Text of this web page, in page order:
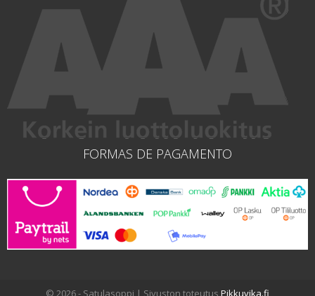
FORMAS DE PAGAMENTO
© 2026 - Satulasoppi | Sivuston toteutus Pikkuvika.fi